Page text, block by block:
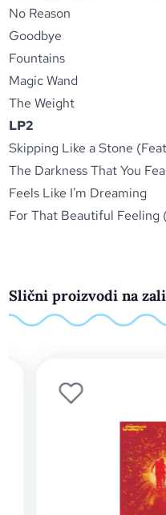
No Reason
Goodbye
Fountains
Magic Wand
The Weight
LP2
Skipping Like a Stone
The Darkness That You
Feels Like I'm Dreaming
For That Beautiful Feeling
Slični proizvodi na